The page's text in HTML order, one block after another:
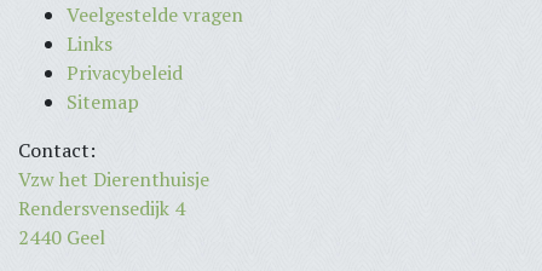
Veelgestelde vragen
Links
Privacybeleid
Sitemap
Contact:
Vzw het Dierenthuisje
Rendersvensedijk 4
2440 Geel